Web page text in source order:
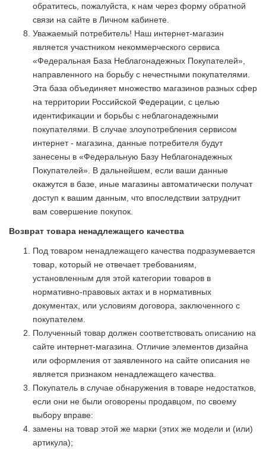
обратитесь, пожалуйста, к нам через форму обратной
связи на сайте в Личном кабинете.
Уважаемый потребитель! Наш интернет-магазин
является участником некоммерческого сервиса
«Федеральная База Неблагонадежных Покупателей»,
направленного на борьбу с нечестными покупателями.
Эта база объединяет множество магазинов разных сфер
на территории Российской Федерации, с целью
идентификации и борьбы с неблагонадежными
покупателями. В случае злоупотребления сервисом
интернет - магазина, данные потребителя будут
занесены в «Федеральную Базу Неблагонадежных
Покупателей». В дальнейшем, если ваши данные
окажутся в базе, иные магазины автоматически получат
доступ к вашим данным, что впоследствии затруднит
вам совершение покупок.
Возврат товара ненадлежащего качества
Под товаром ненадлежащего качества подразумевается
товар, который не отвечает требованиям,
установленным для этой категории товаров в
нормативно-правовых актах и в нормативных
документах, или условиям договора, заключенного с
покупателем.
Полученный товар должен соответствовать описанию на
сайте интернет-магазина. Отличие элементов дизайна
или оформления от заявленного на сайте описания не
является признаком ненадлежащего качества.
Покупатель в случае обнаружения в товаре недостатков,
если они не были оговорены продавцом, по своему
выбору вправе:
замены на товар этой же марки (этих же модели и (или)
артикула);